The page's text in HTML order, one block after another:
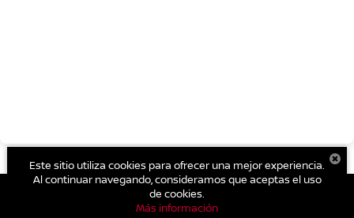
Este sitio utiliza cookies para ofrecer una mejor experiencia.
Al continuar navegando, consideramos que aceptas el uso
de cookies.
Más información